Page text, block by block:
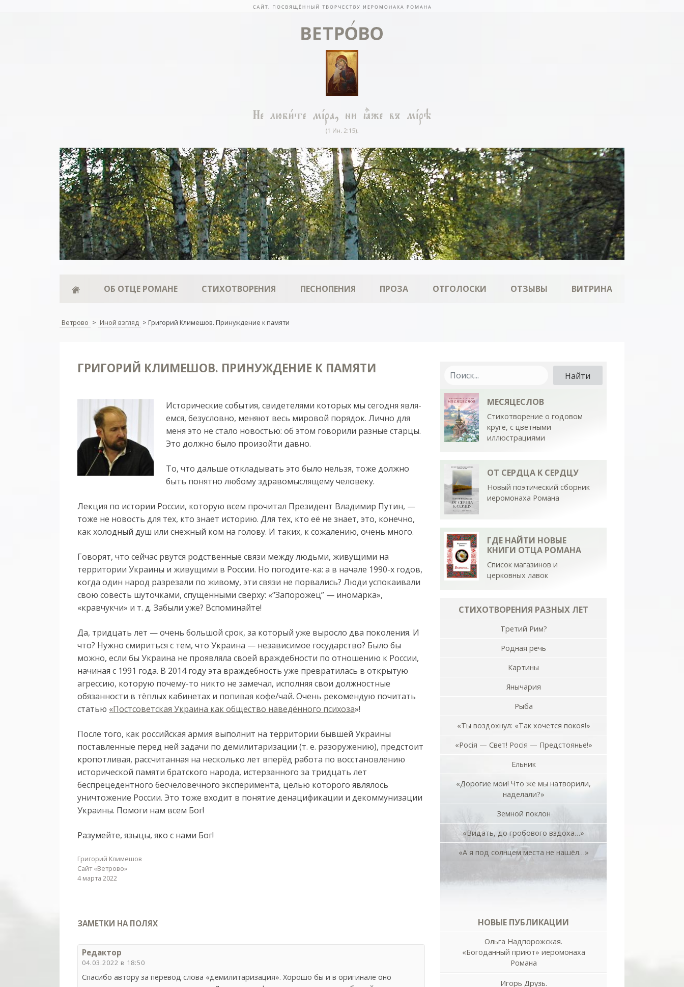
ОБ ОТЦЕ РОМАНЕ СТИХОТВОРЕНИЯ ПЕСНОПЕНИЯ ПРОЗА ОТГОЛОСКИ ОТЗЫВЫ ВИТРИНА
Ветрово > Иной взгляд > Григорий Климешов. Принуждение к памяти
ГРИГОРИЙ КЛИМЕШОВ. ПРИНУЖДЕНИЕ К ПАМЯТИ
Ис­то­ри­чес­кие со­бы­тия, сви­де­те­ля­ми ко­то­рых мы се­год­ня яв­ля­
ем­ся, бе­зус­ловно, ме­ня­ют весь ми­ро­вой по­ря­док. Лич­но для
ме­ня это не ста­ло но­востью: об этом го­во­ри­ли раз­ные стар­цы.
Это долж­но бы­ло про­и­зой­ти дав­но.
То, что даль­ше от­кла­ды­вать это было не­льзя, то­же долж­но
быть по­нят­но лю­бо­му здра­во­мыс­ля­ще­му че­ло­ве­ку.
Лекция по истории России, которую всем прочитал Президент Владимир Путин, —
тоже не новость для тех, кто знает историю. Для тех, кто её не знает, это, конечно,
как холодный душ или снежный ком на голову. И таких, к сожалению, очень много.
Говорят, что сейчас рвутся родственные связи между людьми, живущими на
территории Украины и живущими в России. Но погодите-ка: а в начале 1990-х годов,
когда один народ разрезали по живому, эти связи не порвались? Люди успокаивали
свою совесть шуточками, спущенными сверху: «“Запорожец” — иномарка»,
«кравчукчи» и т. д. Забыли уже? Вспоминайте!
Да, тридцать лет — очень большой срок, за который уже выросло два поколения. И
что? Нужно смириться с тем, что Украина — независимое государство? Было бы
можно, если бы Украина не проявляла своей враждебности по отношению к России,
начиная с 1991 года. В 2014 году эта враждебность уже превратилась в открытую
агрессию, которую почему-то никто не замечал, исполняя свои должностные
обязанности в тёплых кабинетах и попивая кофе/чай. Очень рекомендую почитать
статью «Постсоветская Украина как общество наведённого психоза»!
После того, как российская армия выполнит на территории бывшей Украины
поставленные перед ней задачи по демилитаризации (т. е. разоружению), предстоит
кропотливая, рассчитанная на несколько лет вперёд работа по восстановлению
исторической памяти братского народа, истерзанного за тридцать лет
беспрецедентного бесчеловечного эксперимента, целью которого являлось
уничтожение России. Это тоже входит в понятие денацификации и декоммунизации
Украины. Помоги нам всем Бог!
Разумейте, языцы, яко с нами Бог!
Григорий Климешов
Сайт «Ветрово»
4 марта 2022
ЗАМЕТКИ НА ПОЛЯХ
Редактор
04.03.2022 в 18:50
Спасибо автору за перевод слова «демилитаризация». Хорошо бы и в оригинале оно
МЕСЯЦЕСЛОВ
Стихотворение о годовом
круге, с цветными
иллюстрациями
ОТ СЕРДЦА К СЕРДЦУ
Новый поэтический сборник
иеромонаха Романа
ГДЕ НАЙТИ НОВЫЕ
КНИГИ ОТЦА РОМАНА
Список магазинов и
церковных лавок
СТИХОТВОРЕНИЯ РАЗНЫХ ЛЕТ
Третий Рим?
Родная речь
Картины
Янычария
Рыба
«Ты воздохнул: «Так хочется покоя!»
«Росiя — Свет! Росiя — Предстоянье!»
Ельник
«Дорогие мои! Что же мы натворили,
наделали?»
Земной поклон
«Видать, до гробового вздоха…»
«А я под солнцем места не нашёл…»
НОВЫЕ ПУБЛИКАЦИИ
Ольга Надпорожская.
«Богоданный приют» иеромонаха
Романа
Игорь Друзь.